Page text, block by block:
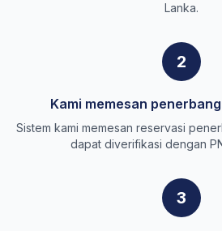
Lanka.
2
Kami memesan
Sistem kami memesan reservasi
dapat diverifikasi dengan
3